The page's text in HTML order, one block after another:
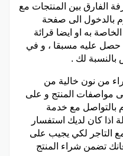
الفارق بين المنتجات مع
بالدخول الى صفحة
به او ايضا قرائة
حصل عليه مسبقا ، و في
بالنسبة لك .
من نون خالية من
مواصفات المنتج و على
بالتواصل مع خدمة
اذا كان لديك استفسار
التاجر لكي يجيب على
تضمن شراء المنتج